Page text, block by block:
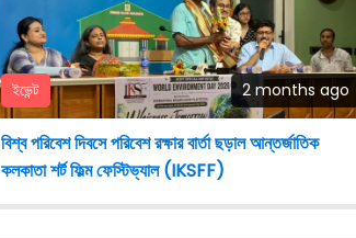
ইভেন্ট 2 months ago
বিশ্ব পরিবেশ দিবসে পরিবেশ রক্ষার বার্তা ছড়াল আন্তর্জাতিক
কলকাতা শর্ট ফিল্ম ফেস্টিভ্যাল (IKSFF)